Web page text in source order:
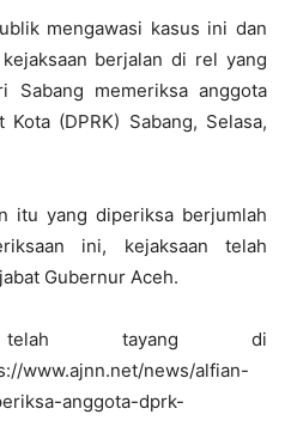
mengawasi kasus ini dan
berjalan di rel yang
Sabang memeriksa anggota
(DPRK) Sabang, Selasa,
itu yang diperiksa berjumlah
ini, kejaksaan telah
Gubernur Aceh.
tayang di
www.ajnn.net/news/alfian-
anggota-dprk-